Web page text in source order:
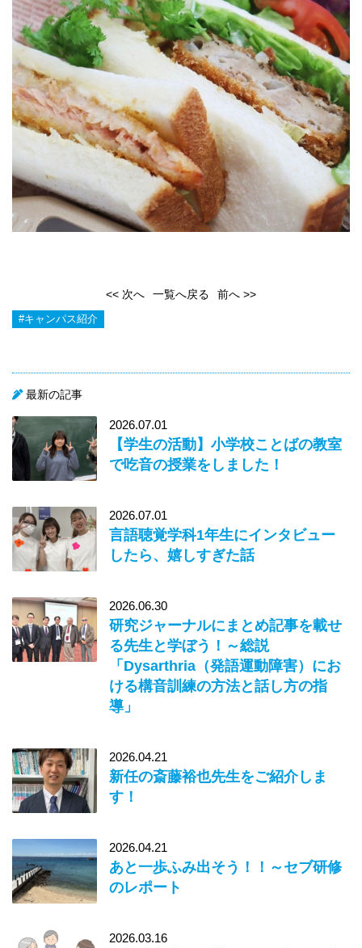
<< 次へ 一覧へ戻る 前へ >>
#キャンパス紹介
最新の記事
2026.07.01
【学生の活動】小学校ことばの教室
で吃音の授業をしました！
2026.07.01
言語聴覚学科1年生にインタビュー
したら、嬉しすぎた話
2026.06.30
研究ジャーナルにまとめ記事を載せ
る先生と学ぼう！～総説
「Dysarthria（発語運動障害）にお
ける構音訓練の方法と話し方の指
導」
2026.04.21
新任の斎藤裕也先生をご紹介しま
す！
2026.04.21
あと一歩ふみ出そう！！～セブ研修
のレポート
2026.03.16